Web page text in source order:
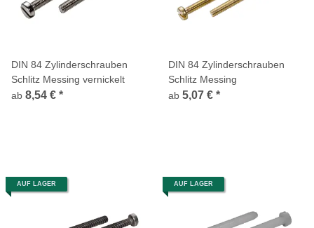
DIN 84 Zylinderschrauben
Schlitz Messing vernickelt
ab 8,54 € *
DIN 84 Zylinderschrauben
Schlitz Messing
ab 5,07 € *
AUF LAGER AUF LAGER